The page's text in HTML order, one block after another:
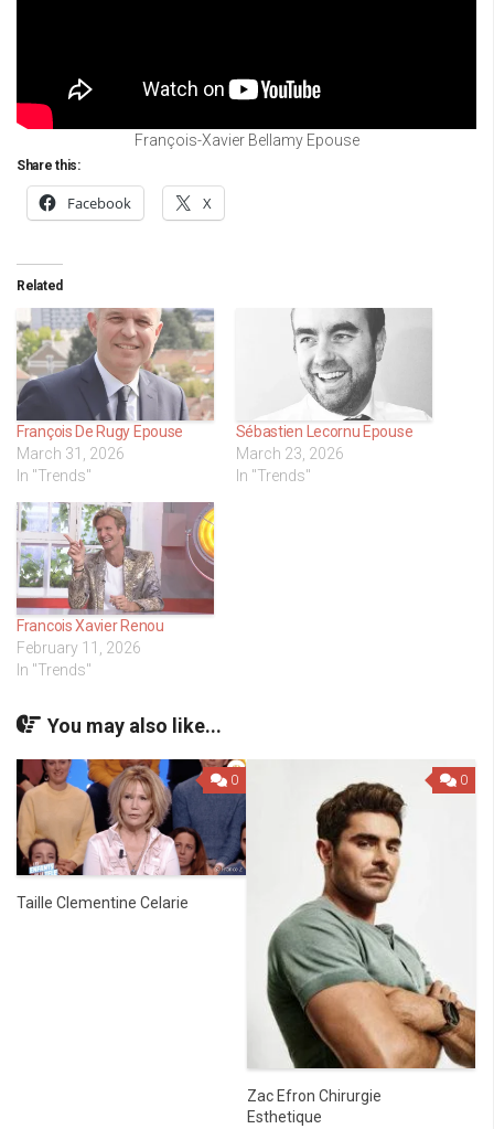
François-Xavier Bellamy Epouse
Share this:
Facebook X
Related
François De Rugy Epouse
March 31, 2026
In "Trends"
Sébastien Lecornu Epouse
March 23, 2026
In "Trends"
Francois Xavier Renou
February 11, 2026
In "Trends"
You may also like...
0
Taille Clementine Celarie
0
Zac Efron Chirurgie
Esthetique